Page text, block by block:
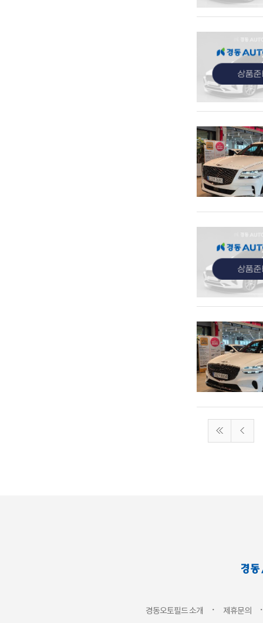
관심
관심
관심
경동오토필드 소개 ㆍ 제휴문의